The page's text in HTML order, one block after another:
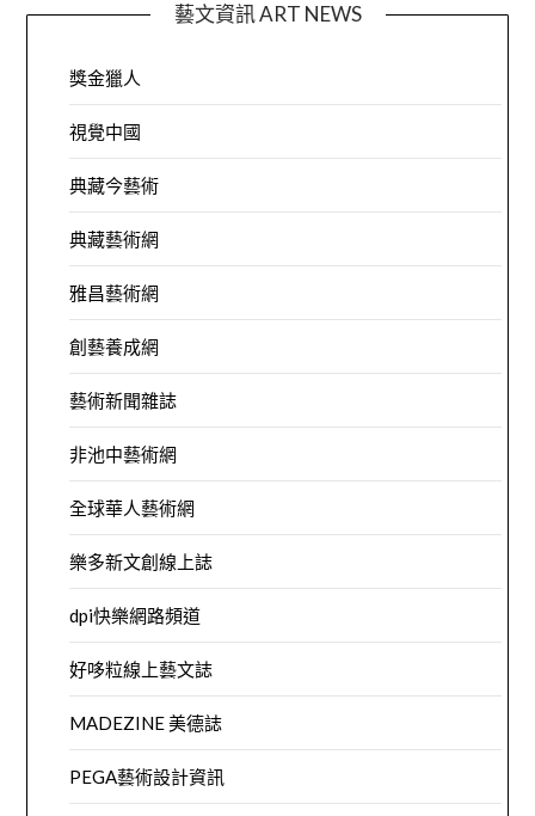
藝文資訊 ART NEWS
獎金獵人
視覺中國
典藏今藝術
典藏藝術網
雅昌藝術網
創藝養成網
藝術新聞雜誌
非池中藝術網
全球華人藝術網
樂多新文創線上誌
dpi快樂網路頻道
好哆粒線上藝文誌
MADEZINE 美德誌
PEGA藝術設計資訊